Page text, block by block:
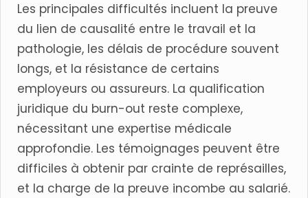
Les principales difficultés incluent la preuve
du lien de causalité entre le travail et la
pathologie, les délais de procédure souvent
longs, et la résistance de certains
employeurs ou assureurs. La qualification
juridique du burn-out reste complexe,
nécessitant une expertise médicale
approfondie. Les témoignages peuvent être
difficiles à obtenir par crainte de représailles,
et la charge de la preuve incombe au salarié.